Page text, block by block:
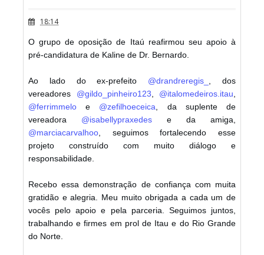
18:14
O grupo de oposição de Itaú reafirmou seu apoio à
pré-candidatura de Kaline de Dr. Bernardo.
Ao lado do ex-prefeito @drandreregis_
, dos
vereadores @gildo_pinheiro123 @italomedeiros.itau
@ferrimmelo e @zefilhoeceica , da suplente de
vereadora @isabellypraxedes e da amiga,
@marciacarvalhoo , seguimos fortalecendo esse
projeto construído com muito diálogo e
responsabilidade.
Recebo essa demonstração de confiança com muita
gratidão e alegria. Meu muito obrigada a cada um de
vocês pelo apoio e pela parceria. Seguimos juntos,
trabalhando e firmes em prol de Itau e do Rio Grande
do Norte.